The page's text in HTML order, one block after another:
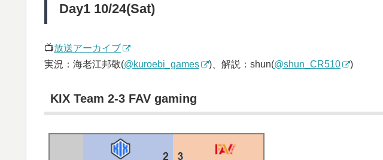
Day1 10/24(Sat)
📺放送アーカイブ
実況：海老江邦敬(@kuroebi_games )、解説：shun(@shun_CR510 )
KIX Team 2-3 FAV gaming